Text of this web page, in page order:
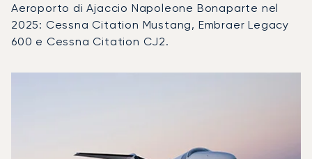
Aeroporto di Ajaccio Napoleone Bonaparte nel
2025: Cessna Citation Mustang, Embraer Legacy
600 e Cessna Citation CJ2.